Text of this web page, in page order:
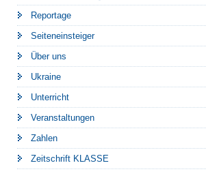
Reportage
Seiteneinsteiger
Über uns
Ukraine
Unterricht
Veranstaltungen
Zahlen
Zeitschrift KLASSE